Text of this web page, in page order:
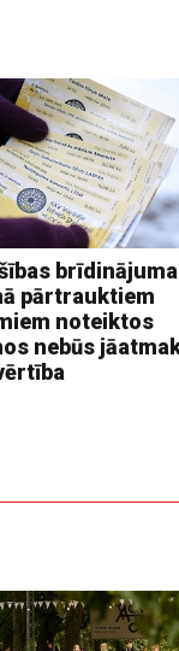
brīdinājuma
pārtrauktiem
noteiktos
nebūs